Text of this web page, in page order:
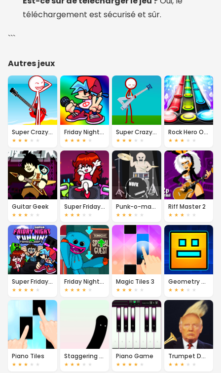
téléchargement est sécurisé et sûr.
```
Autres jeux
Super Crazy Guitar Maniac Deluxe 3
★ ★ ★ ★ ★
Friday Night Funkin'
★ ★ ★ ★ ★
Super Crazy Guitar Maniac Deluxe 4
★ ★ ★ ★ ★
Rock Hero Online
★ ★ ★ ★ ★
Guitar Geek
★ ★ ★ ★ ★
Super Friday Night Funkin
★ ★ ★ ★ ★
Punk-o-matic
★ ★ ★ ★ ★
Riff Master 2
★ ★ ★ ★ ★
Super Friday Night Funky vs Minedcraft
★ ★ ★ ★ ★
Friday Night Battle
★ ★ ★ ★ ★
Magic Tiles 3
★ ★ ★ ★ ★
Geometry Dash
★ ★ ★ ★ ★
Piano Tiles
★ ★ ★ ★ ★
Staggering Beauty
★ ★ ★ ★ ★
Piano Game
★ ★ ★ ★ ★
Trumpet Donald
★ ★ ★ ★ ★